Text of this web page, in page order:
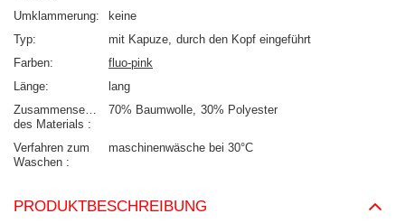
Umklammerung
keine
Typ
mit Kapuze durch den Kopf eingeführt
Farben
fluo-pink
Länge
lang
Zusammensetzung
des Materials
70% Baumwolle 30% Polyester
Verfahren zum
Waschen
maschinenwäsche bei 30°C
PRODUKTBESCHREIBUNG